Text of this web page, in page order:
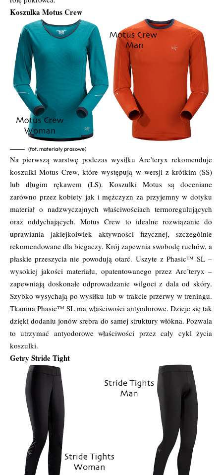
Koszulka Motus Crew
(fot. materiały prasowe)
Na pierwszą warstwę podczas wysiłku Arc’teryx rekomenduje
koszulki Motus Crew, które występują w wersji z krótkim (SS)
lub długim rękawem (LS). Koszulki Motus są doceniane
zarówno przez kobiety jak i mężczyzn za przyjemny w dotyku
materiał o nadzwyczajnych właściwościach termoregulujących
oraz oddychających. Motus Crew to idealne rozwiązanie do
uprawiania jakiejkolwiek aktywności fizycznej, szczególnie
rekomendowane dla biegaczy. Krój zapewnia swobodę ruchów, a
płaskie przeszycia nie powodują otarć. Uszyte z Phasic™ SL –
wysokiej jakości materiału, opatentowanego przez Arc’teryx –
zapewniają doskonałe odprowadzanie wilgoci z dala od skóry.
Szybko wysychają po wysiłku lub w trakcie przerwy w treningu.
Tkanina Phasic™ SL ma właściwości antyodorowe. Dzieje się tak
dzięki dodaniu jonów srebra do samej struktury włókna. Pozwala
to utrzymać antyodorowe właściwości przez cały cykl życia
koszulki.
Getry Stride Tight